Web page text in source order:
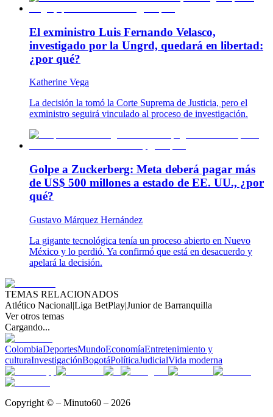
El exministro Luis Fernando Velasco,
investigado por la Ungrd, quedará en libertad:
¿por qué?
Katherine Vega
La decisión la tomó la Corte Suprema de Justicia, pero el
exministro seguirá vinculado al proceso de investigación.
Golpe a Zuckerberg: Meta deberá pagar más
de US$ 500 millones a estado de EE. UU., ¿por
qué?
Gustavo Márquez Hernández
La gigante tecnológica tenía un proceso abierto en Nuevo
México y lo perdió. Ya confirmó que está en desacuerdo y
apelará la decisión.
TEMAS RELACIONADOS
Atlético Nacional|Liga BetPlay|Junior de Barranquilla
Ver otros temas
Cargando...
ColombiaDeportesMundoEconomíaEntretenimiento y
culturaInvestigaciónBogotáPolíticaJudicialVida moderna
Copyright © – Minuto60 – 2026